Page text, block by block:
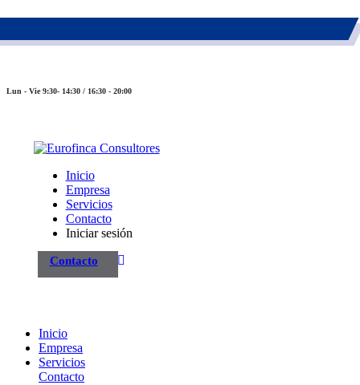
Lun - Vie 9:30- 14:30 / 16:30 - 20:00
Inicio
Empresa
Servicios
Contacto
Iniciar sesión
Contacto
Inicio
Empresa
Servicios
Contacto